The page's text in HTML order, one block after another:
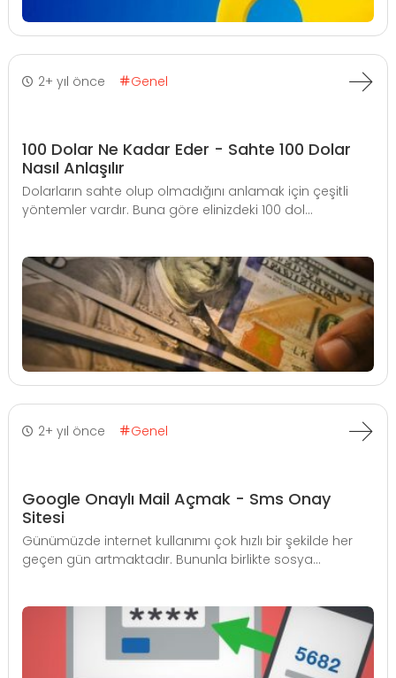
2+ yıl önce Genel
100 Dolar Ne Kadar Eder - Sahte 100 Dolar
Nasıl Anlaşılır
Dolarların sahte olup olmadığını anlamak için çeşitli
yöntemler vardır. Buna göre elinizdeki 100 dol...
2+ yıl önce Genel
Google Onaylı Mail Açmak - Sms Onay
Sitesi
Günümüzde internet kullanımı çok hızlı bir şekilde her
geçen gün artmaktadır. Bununla birlikte sosya...